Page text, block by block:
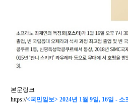
본문링크
https://<국민일보> 2024년 1월 9일, 16일 -